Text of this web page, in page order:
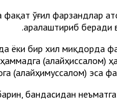
ўғил фарзандлар
аралаштириб беради
ёки бир хил миқдорда
(алайҳиссалом)
(алайҳимуссалом) эса
бандасидан